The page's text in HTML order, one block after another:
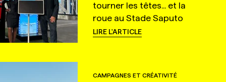
tourner les têtes... et la
roue au Stade Saputo
LIRE L'ARTICLE
CAMPAGNES ET CRÉATIVITÉ